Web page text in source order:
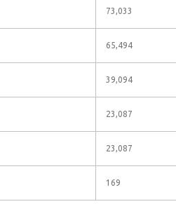
73,033
65,494
39,094
23,087
23,087
169